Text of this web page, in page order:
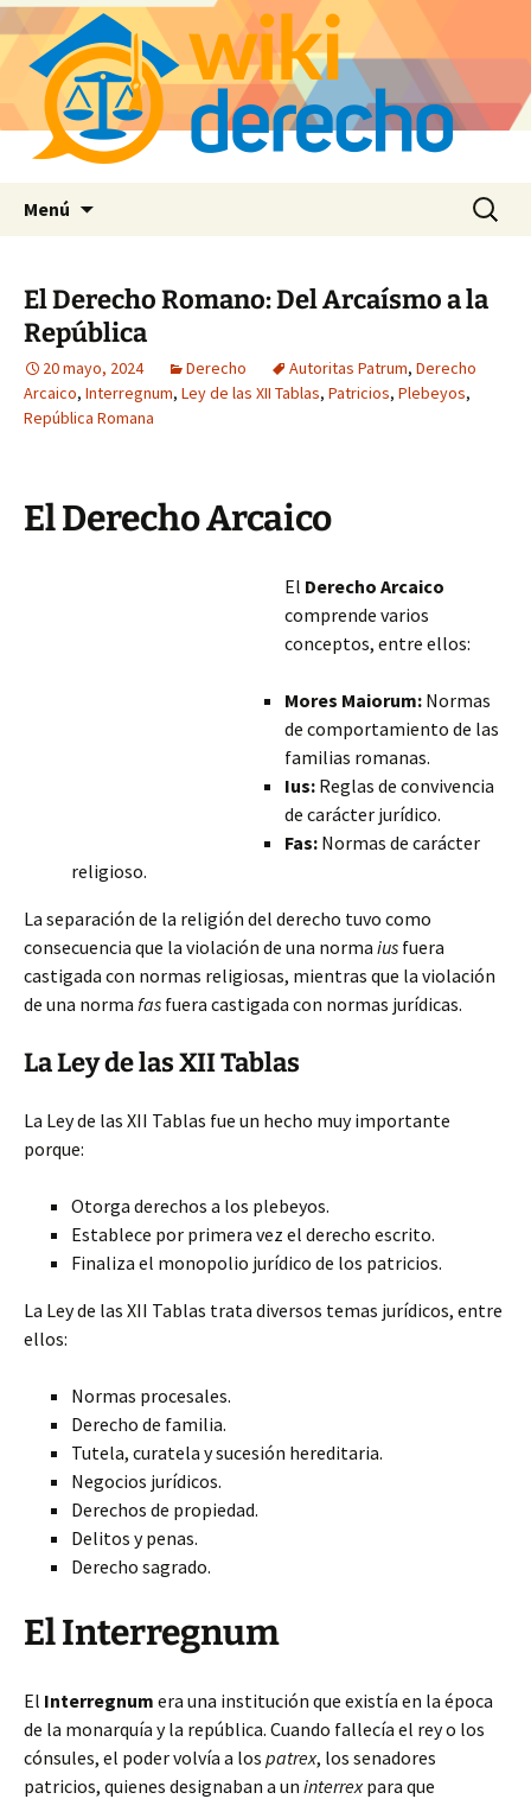
Menú Buscar:
El Derecho Romano: Del Arcaísmo a la
República
20 mayo, 2024 Derecho Autoritas Patrum, Derecho
Arcaico, Interregnum, Ley de las XII Tablas, Patricios, Plebeyos,
República Romana
El Derecho Arcaico
El Derecho Arcaico
comprende varios
conceptos, entre ellos:
Mores Maiorum: Normas
de comportamiento de las
familias romanas.
Ius: Reglas de convivencia
de carácter jurídico.
Fas: Normas de carácter
religioso.
La separación de la religión del derecho tuvo como
consecuencia que la violación de una norma ius fuera
castigada con normas religiosas, mientras que la violación
de una norma fas fuera castigada con normas jurídicas.
La Ley de las XII Tablas
La Ley de las XII Tablas fue un hecho muy importante
porque:
Otorga derechos a los plebeyos.
Establece por primera vez el derecho escrito.
Finaliza el monopolio jurídico de los patricios.
La Ley de las XII Tablas trata diversos temas jurídicos, entre
ellos:
Normas procesales.
Derecho de familia.
Tutela, curatela y sucesión hereditaria.
Negocios jurídicos.
Derechos de propiedad.
Delitos y penas.
Derecho sagrado.
El Interregnum
El Interregnum era una institución que existía en la época
de la monarquía y la república. Cuando fallecía el rey o los
cónsules, el poder volvía a los patrex, los senadores
patricios, quienes designaban a un interrexpara que